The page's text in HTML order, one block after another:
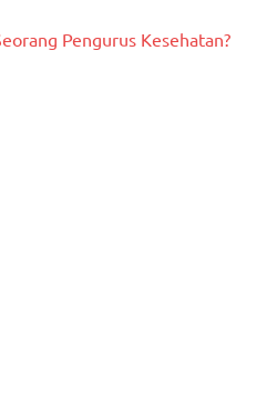
Pengurus Kesehatan?